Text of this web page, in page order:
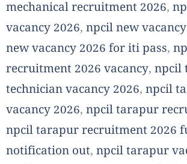
mechanical recruitment 2026,
vacancy 2026, npcil new
new vacancy 2026 for iti pass,
recruitment 2026 vacancy, npcil
technician vacancy 2026, npcil
vacancy 2026, npcil tarapur
npcil tarapur recruitment 2026
notification out, npcil tarapur